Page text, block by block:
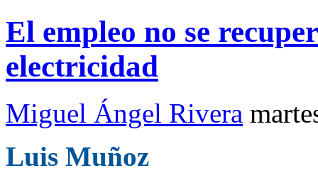
El empleo no se
electricidad
Miguel Ángel Rivera
Luis Muñoz